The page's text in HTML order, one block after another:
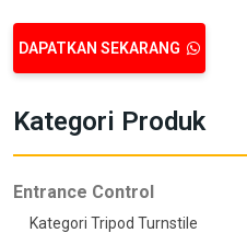
DAPATKAN SEKARANG
Kategori Produk
Entrance Control
Kategori Tripod Turnstile